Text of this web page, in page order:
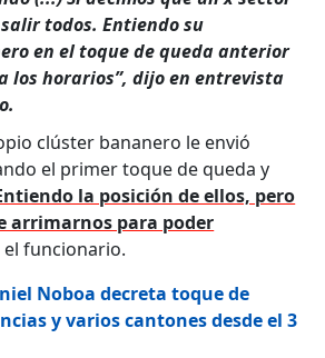
todos. Entiendo su
en el toque de queda anterior
los horarios”, dijo en entrevista
clúster bananero le envió
el primer toque de queda y
la posición de ellos, pero
arrimarnos para poder
el funcionario.
Noboa decreta toque de
y varios cantones desde el 3